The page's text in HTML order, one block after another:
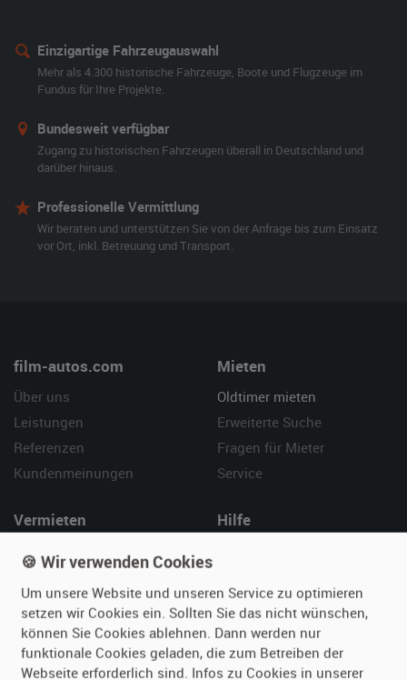
Einzigartige Fahrzeugauswahl
Mehr als 4.300 historische Fahrzeuge, Boote und Flugzeuge im
Fundus für Ihre Projekte.
Bundesweit verfügbar
Zugang zu historischen Fahrzeugen überall in Deutschland und
darüber hinaus.
Professionelle Vermittlung
Wir beraten und unterstützen Sie von der Anfrage bis zum Einsatz
vor Ort, inkl. Betreuung und Transport.
film-autos.com
Über uns
Leistungen
Referenzen
Kundenmeinungen
Mieten
Oldtimer mieten
Erweiterte Suche
Fragen für Mieter
Service
Vermieten
Oldtimer anmelden
Fragen für Vermieter
Inserat verwalten
Hilfe
Kontakt
SPECIAL
🍪 Wir verwenden Cookies
Um unsere Website und unseren Service zu optimieren
setzen wir Cookies ein. Sollten Sie das nicht wünschen,
können Sie Cookies ablehnen. Dann werden nur
funktionale Cookies geladen, die zum Betreiben der
Webseite erforderlich sind. Infos zu Cookies in unserer